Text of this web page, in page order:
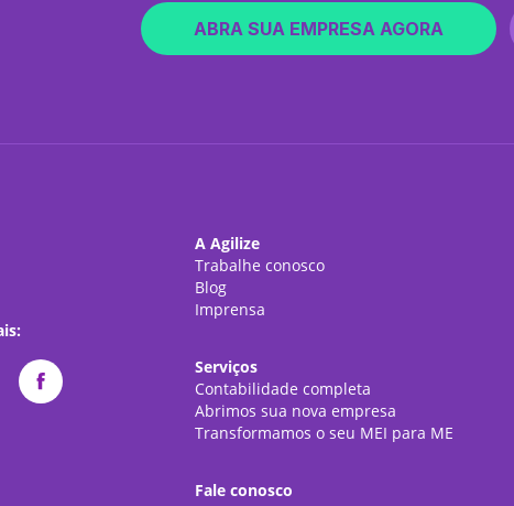
ABRA SUA EMPRESA AGORA
A Agilize
Trabalhe conosco
Blog
Imprensa
Serviços
Contabilidade completa
Abrimos sua nova empresa
Transformamos o seu MEI para ME
Fale conosco